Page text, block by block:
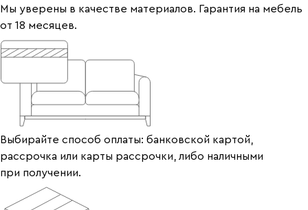
Мы уверены в качестве материалов. Гарантия на мебель
от 18 месяцев.
Выбирайте способ оплаты: банковской картой,
рассрочка или карты рассрочки, либо наличными
при получении.